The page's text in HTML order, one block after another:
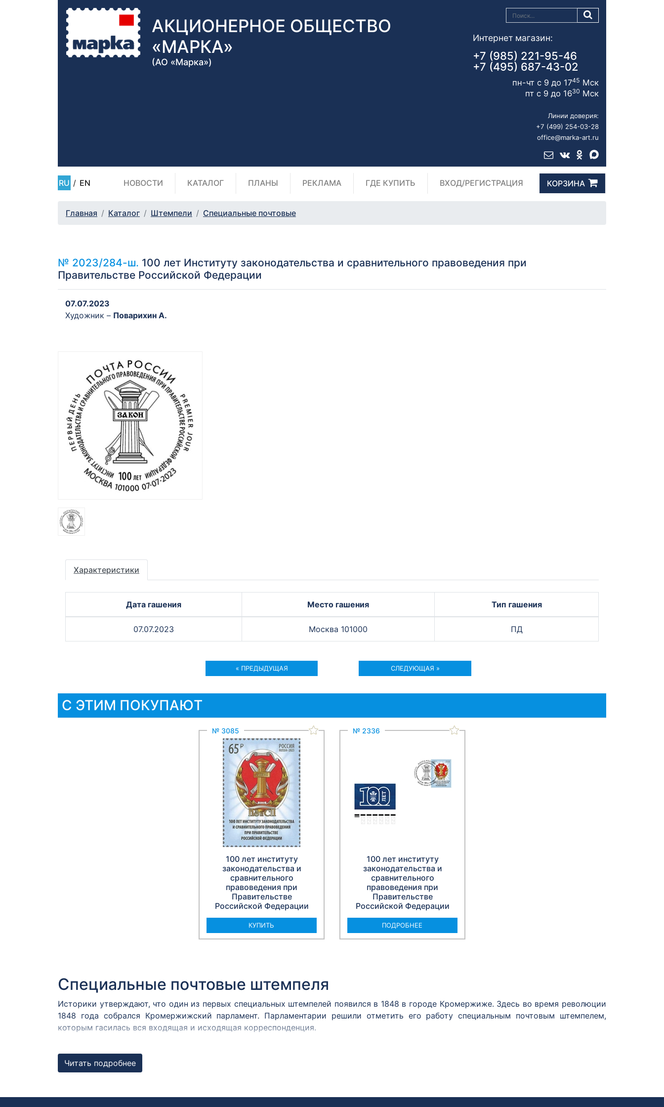
АКЦИОНЕРНОЕ ОБЩЕСТВО
«МАРКА»
(АО «Марка»)
Интернет магазин:
+7 (985) 221-95-46
+7 (495) 687-43-02
пн-чт с 9 до 1745 Мск
пт с 9 до 1630 Мск
Линии доверия:
+7 (499) 254-03-28
office@marka-art.ru
RU / EN НОВОСТИ КАТАЛОГ ПЛАНЫ РЕКЛАМА ГДЕ КУПИТЬ ВХОД/РЕГИСТРАЦИЯ КОРЗИНА
Главная Каталог Штемпели Специальные почтовые
№ 2023/284-ш. 100 лет Институту законодательства и сравнительного правоведения при
Правительстве Российской Федерации
07.07.2023
Художник – Поварихин А.
Характеристики
Дата гашения Место гашения Тип гашения
07.07.2023 Москва 101000 ПД
« ПРЕДЫДУЩАЯ СЛЕДУЮЩАЯ »
С ЭТИМ ПОКУПАЮТ
№ 3085
100 лет институту
законодательства и
сравнительного
правоведения при
Правительстве
Российской Федерации
КУПИТЬ
№ 2336
100 лет институту
законодательства и
сравнительного
правоведения при
Правительстве
Российской Федерации
ПОДРОБНЕЕ
Специальные почтовые штемпеля
Историки утверждают, что один из первых специальных штемпелей появился в 1848 в городе Кромержиже. Здесь во время революции
1848 года собрался Кромержижский парламент. Парламентарии решили отметить его работу специальным почтовым штемпелем,
которым гасилась вся входящая и исходящая корреспонденция.
1872 году. В Центральном музее связи им. А.С. Попова хранится оттиск штемпеля, сделанного с оригинала, в котором нет даты.
Известны оттиски с датой 12 августа 1872 года.
Штемпель первого дня
Читать подробнее